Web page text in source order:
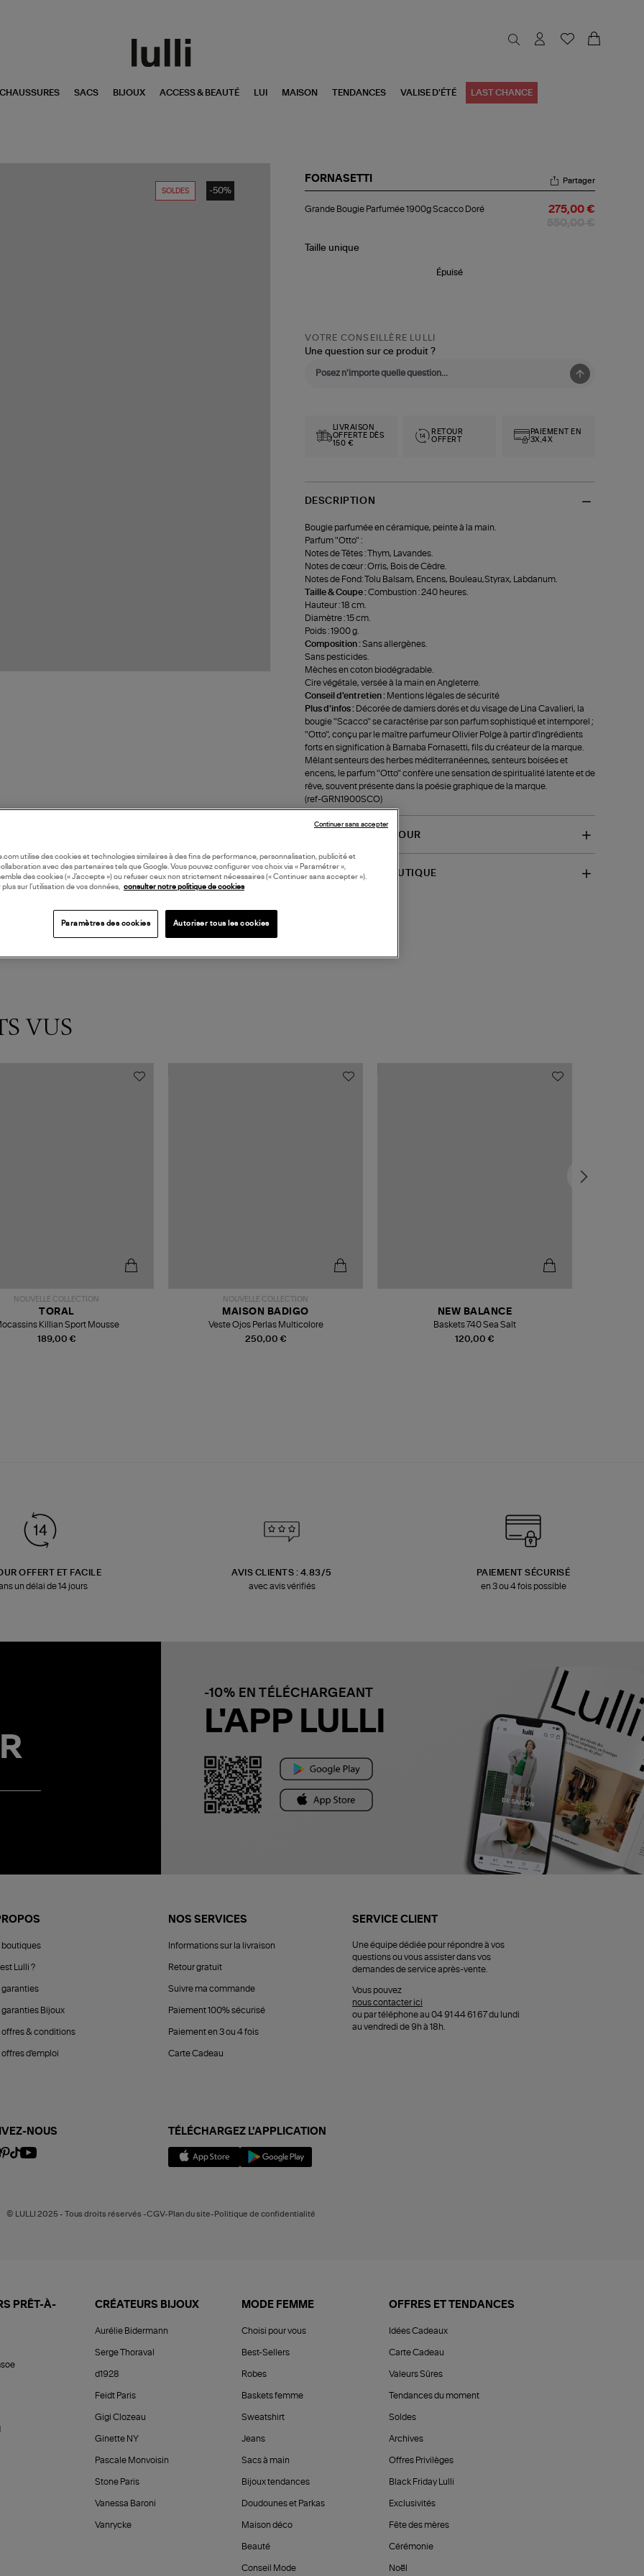
CHAUSSURES SACS BIJOUX ACCESS & BEAUTÉ LUI MAISON TENDANCES VALISE D'ÉTÉ LAST CHANCE
SOLDES -50%
FORNASETTI
Bougie
Scacco
Partager
Grande Bougie Parfumée 1900g Scacco Doré 275,00 €
Taille unique
Épuisé
VOTRE CONSEILLÈRE LULLI
Une question sur ce produit ?
LIVRAISON
OFFERTE DÈS
150 €
RETOUR
OFFERT
PAIEMENT EN
3X,4X
DESCRIPTION
Bougie parfumée en céramique, peinte à la main.
Parfum "Otto" :
Notes de Têtes : Thym, Lavandes.
Notes de cœur : Orris, Bois de Cèdre.
Notes de Fond: Tolu Balsam, Encens, Bouleau,Styrax, Labdanum.
Taille & Coupe :Combustion : 240 heures.
Hauteur : 18 cm.
Diamètre : 15 cm.
Poids : 1900 g.
Composition :Sans allergènes.
Sans pesticides.
Mèches en coton biodégradable.
Cire végétale, versée à la main en Angleterre.
Conseil d'entretien : Mentions légales de sécurité
Plus d'infos : Décorée de damiers dorés et du visage de Lina Cavalieri, la
bougie "Scacco" se caractérise par son parfum sophistiqué et intemporel ;
"Otto", conçu par le maître parfumeur Olivier Polge à partir d'ingrédients
forts en signification à Barnaba Fornasetti, fils du créateur de la marque.
Mêlant senteurs des herbes méditerranéennes, senteurs boisées et
encens, le parfum "Otto" confère une sensation de spiritualité latente et de
rêve, souvent présente dans la poésie graphique de la marque.
(ref-GRN1900SCO)
LIVRAISON ET RETOUR
DISPONIBILITÉ BOUTIQUE
VUS
NOUVELLE COLLECTION
189,00 €
TORAL
Killian Sport Mousse
NOUVELLE COLLECTION
250,00 €
MAISON BADIGO
Veste Ojos Perlas Multicolore
120,00 €
NEW BALANCE
Baskets 740 Sea Salt
OFFERT ET FACILE
un délai de 14 jours
AVIS CLIENTS : 4.83/5
avec avis vérifiés
PAIEMENT SÉCURISÉ
en 3 ou 4 fois possible
-10% EN TÉLÉCHARGEANT
L'APP LULLI
boutiques
Lulli ?
garanties
garanties Bijoux
offres & conditions
offres d'emploi
NOS SERVICES
Informations sur la livraison
Retour gratuit
Suivre ma commande
Paiement 100% sécurisé
Paiement en 3 ou 4 fois
Carte Cadeau
SERVICE CLIENT
Une équipe dédiée pour répondre à vos
questions ou vous assister dans vos
demandes de service après-vente.
Vous pouvez
nous contacter ici
ou par téléphone au 04 91 44 61 67 du lundi
au vendredi de 9h à 18h.
NOUS TÉLÉCHARGEZ L'APPLICATION
© LULLI 2025 - Tous droits réservés -CGV-Plan du site-Politique de confidentialité
PRÊT-À-
CRÉATEURS BIJOUX
Aurélie Bidermann
Serge Thoraval
d1928
Feidt Paris
Gigi Clozeau
Ginette NY
Pascale Monvoisin
Stone Paris
Vanessa Baroni
Vanrycke
MODE FEMME
Choisi pour vous
Best-Sellers
Robes
Baskets femme
Sweatshirt
Jeans
Sacs à main
Bijoux tendances
Doudounes et Parkas
Maison déco
Beauté
Conseil Mode
OFFRES ET TENDANCES
Idées Cadeaux
Carte Cadeau
Valeurs Sûres
Tendances du moment
Soldes
Archives
Offres Privilèges
Black Friday Lulli
Exclusivités
Fête des mères
Cérémonie
Noël
utilise des cookies et technologies similaires à des fins de performance, personnalisation, publicité et
avec des partenaires tels que Google. Vous pouvez configurer vos choix via « Paramétrer »,
des cookies (« J’accepte ») ou refuser ceux non strictement nécessaires (« Continuer sans accepter »).
plus sur l’utilisation de vos données,
consulter notre politique de cookies
Paramètres des cookies Autoriser tous les cookies
Continuer sans accepter